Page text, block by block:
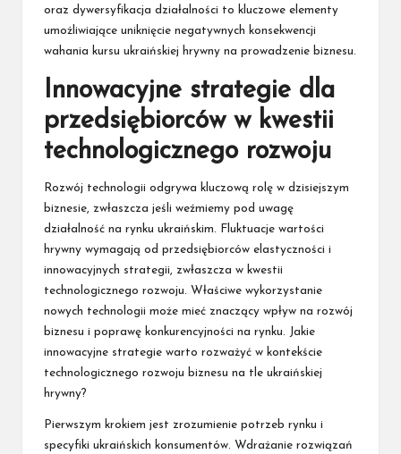
oraz dywersyfikacja działalności to kluczowe elementy
umożliwiające uniknięcie negatywnych konsekwencji
wahania kursu ukraińskiej hrywny na prowadzenie biznesu.
Innowacyjne strategie dla
przedsiębiorców w kwestii
technologicznego rozwoju
Rozwój technologii odgrywa kluczową rolę w dzisiejszym
biznesie, zwłaszcza jeśli weźmiemy pod uwagę
działalność na rynku ukraińskim. Fluktuacje wartości
hrywny wymagają od przedsiębiorców elastyczności i
innowacyjnych strategii, zwłaszcza w kwestii
technologicznego rozwoju. Właściwe wykorzystanie
nowych technologii może mieć znaczący wpływ na rozwój
biznesu i poprawę konkurencyjności na rynku. Jakie
innowacyjne strategie warto rozważyć w kontekście
technologicznego rozwoju biznesu na tle ukraińskiej
hrywny?
Pierwszym krokiem jest zrozumienie potrzeb rynku i
specyfiki ukraińskich konsumentów. Wdrażanie rozwiązań